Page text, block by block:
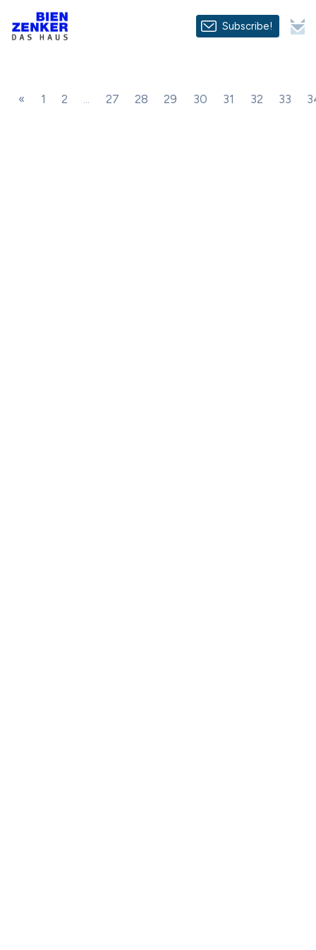
Subscribe!
« 1 2 ... 27 28 29 30 31 32 33